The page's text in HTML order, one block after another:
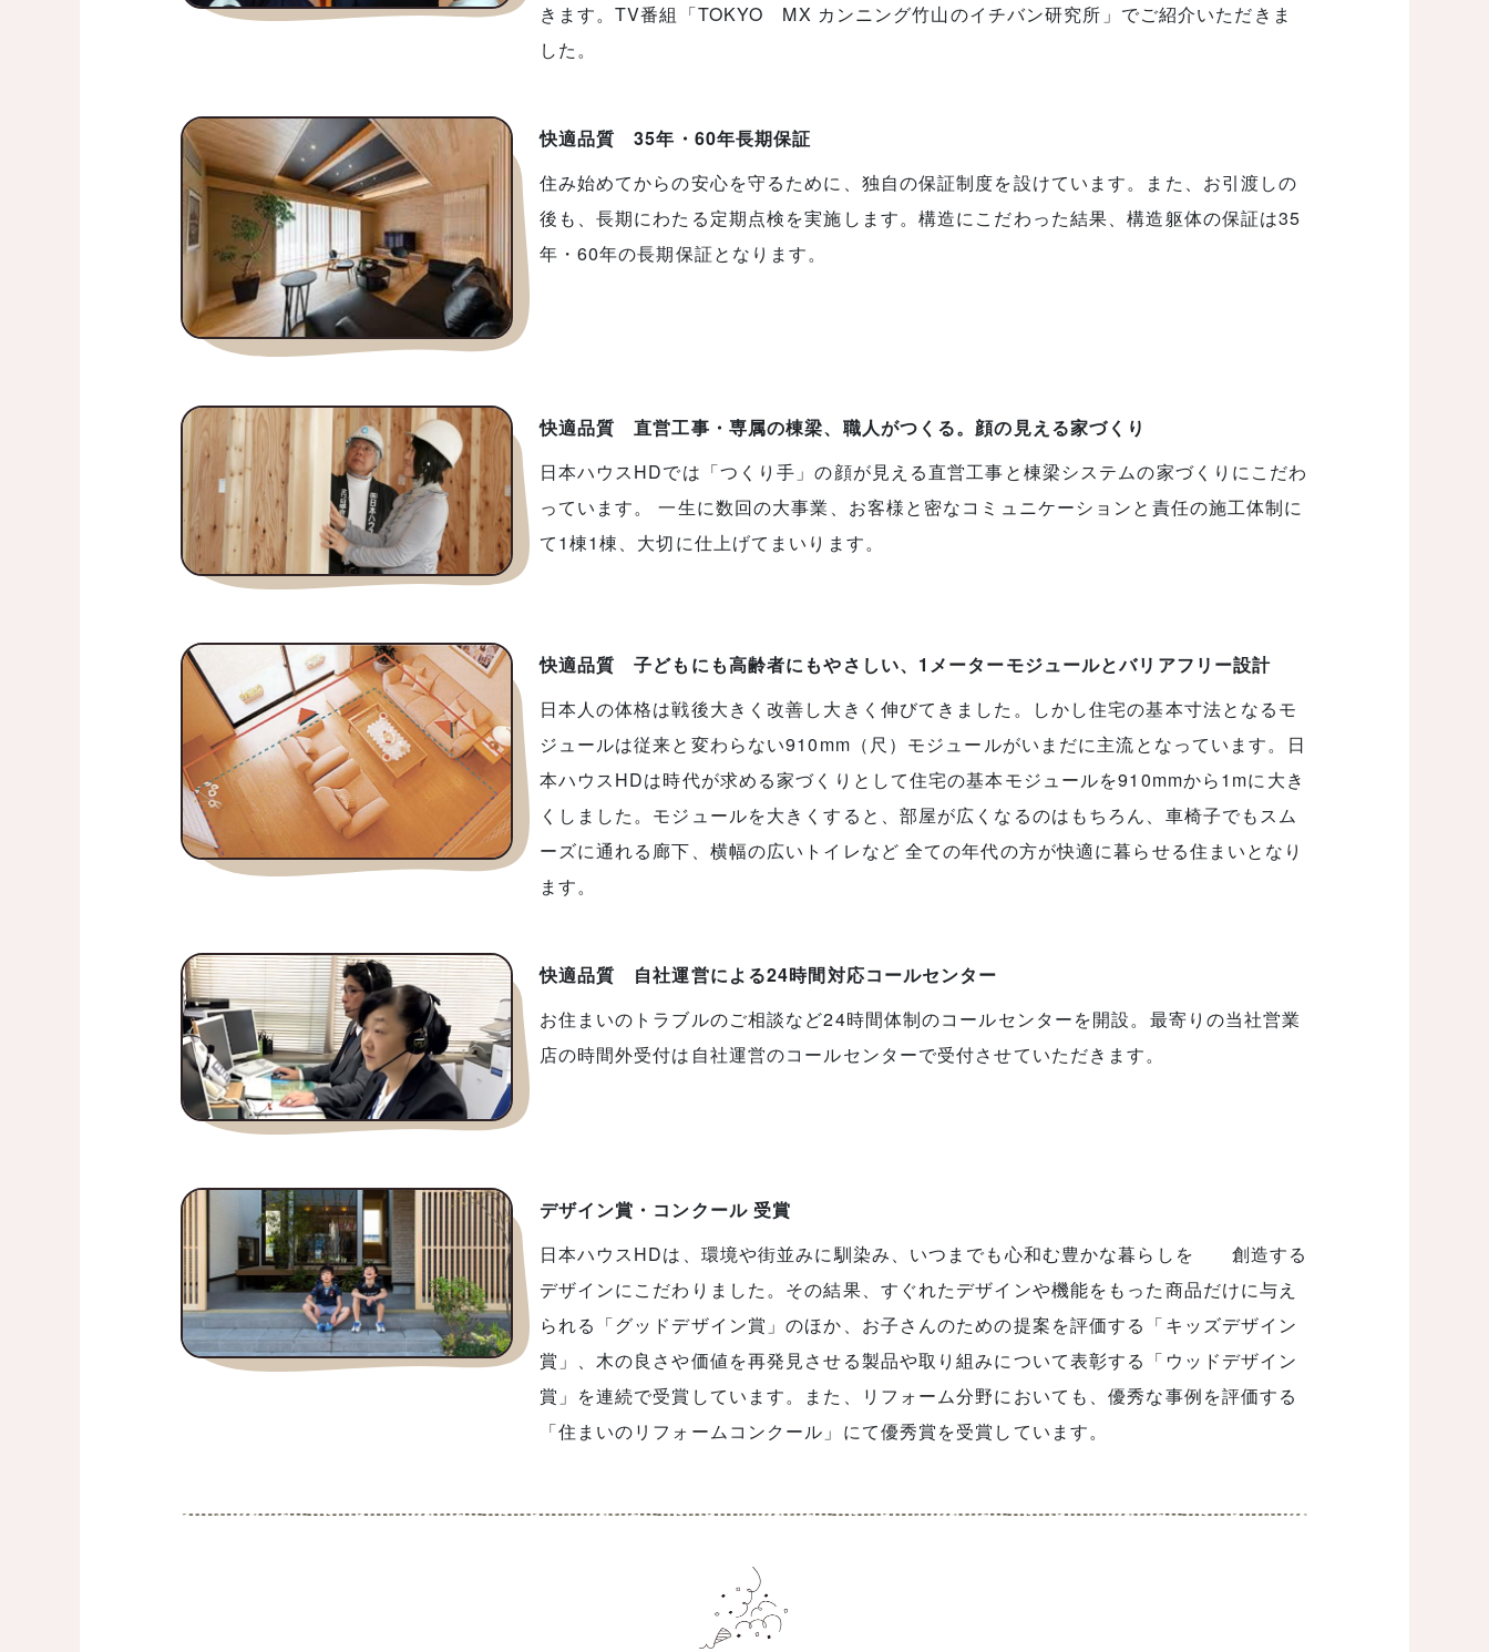
きます。TV番組「TOKYO MX カンニング竹山のイチバン研究所」でご紹介いただきま
した。
快適品質 35年・60年長期保証
住み始めてからの安心を守るために、独自の保証制度を設けています。また、お引渡しの
後も、長期にわたる定期点検を実施します。構造にこだわった結果、構造躯体の保証は35
年・60年の長期保証となります。
快適品質 直営工事・専属の棟梁、職人がつくる。顔の見える家づくり
日本ハウスHDでは「つくり手」の顔が見える直営工事と棟梁システムの家づくりにこだわ
っています。 一生に数回の大事業、お客様と密なコミュニケーションと責任の施工体制に
て1棟1棟、大切に仕上げてまいります。
快適品質 子どもにも高齢者にもやさしい、1メーターモジュールとバリアフリー設計
日本人の体格は戦後大きく改善し大きく伸びてきました。しかし住宅の基本寸法となるモ
ジュールは従来と変わらない910mm（尺）モジュールがいまだに主流となっています。日
本ハウスHDは時代が求める家づくりとして住宅の基本モジュールを910mmから1mに大き
くしました。モジュールを大きくすると、部屋が広くなるのはもちろん、車椅子でもスム
ーズに通れる廊下、横幅の広いトイレなど 全ての年代の方が快適に暮らせる住まいとなり
ます。
快適品質 自社運営による24時間対応コールセンター
お住まいのトラブルのご相談など24時間体制のコールセンターを開設。最寄りの当社営業
店の時間外受付は自社運営のコールセンターで受付させていただきます。
デザイン賞・コンクール 受賞
日本ハウスHDは、環境や街並みに馴染み、いつまでも心和む豊かな暮らしを 創造する
デザインにこだわりました。その結果、すぐれたデザインや機能をもった商品だけに与え
られる「グッドデザイン賞」のほか、お子さんのための提案を評価する「キッズデザイン
賞」、木の良さや価値を再発見させる製品や取り組みについて表彰する「ウッドデザイン
賞」を連続で受賞しています。また、リフォーム分野においても、優秀な事例を評価する
「住まいのリフォームコンクール」にて優秀賞を受賞しています。